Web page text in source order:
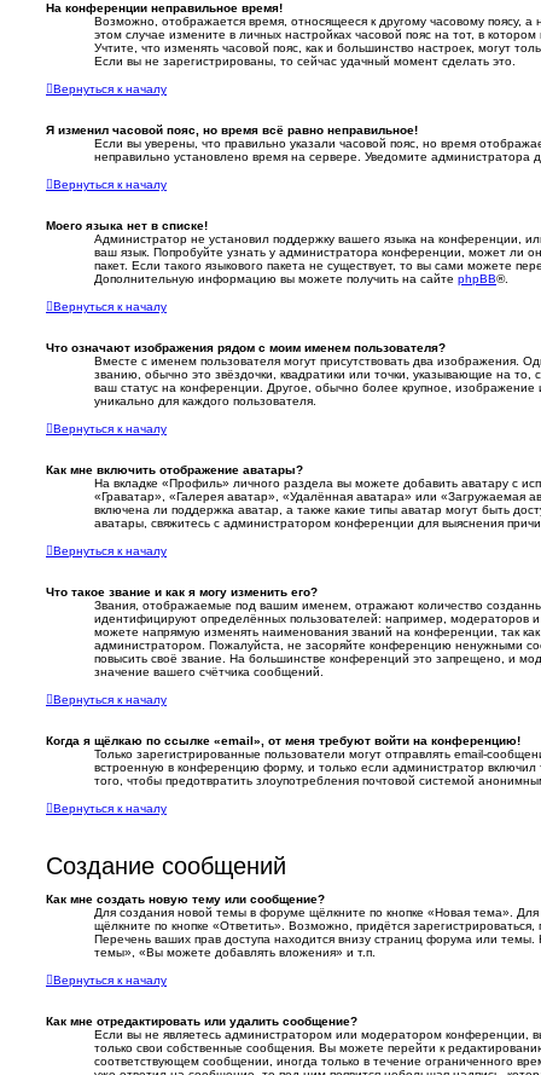
На конференции неправильное время!
Возможно, отображается время, относящееся к другому часовому поясу, а
этом случае измените в личных настройках часовой пояс на тот, в
Учтите, что изменять часовой пояс, как и большинство настроек, могут
Если вы не зарегистрированы, то сейчас удачный момент сделать это.
Вернуться к началу
Я изменил часовой пояс, но время всё равно неправильное!
Если вы уверены, что правильно указали часовой пояс, но время
неправильно установлено время на сервере. Уведомите администратора
Вернуться к началу
Моего языка нет в списке!
Администратор не установил поддержку вашего языка на конференции,
ваш язык. Попробуйте узнать у администратора конференции, может ли
пакет. Если такого языкового пакета не существует, то вы сами можете
Дополнительную информацию вы можете получить на сайте phpBB®.
Вернуться к началу
Что означают изображения рядом с моим именем пользователя?
Вместе с именем пользователя могут присутствовать два изображения.
званию, обычно это звёздочки, квадратики или точки, указывающие на то,
ваш статус на конференции. Другое, обычно более крупное, изображение
уникально для каждого пользователя.
Вернуться к началу
Как мне включить отображение аватары?
На вкладке «Профиль» личного раздела вы можете добавить аватару с
«Граватар», «Галерея аватар», «Удалённая аватара» или «Загружаемая
включена ли поддержка аватар, а также какие типы аватар могут быть
аватары, свяжитесь с администратором конференции для выяснения
Вернуться к началу
Что такое звание и как я могу изменить его?
Звания, отображаемые под вашим именем, отражают количество
идентифицируют определённых пользователей: например, модераторов
можете напрямую изменять наименования званий на конференции, так
администратором. Пожалуйста, не засоряйте конференцию ненужными
повысить своё звание. На большинстве конференций это запрещено, и
значение вашего счётчика сообщений.
Вернуться к началу
Когда я щёлкаю по ссылке «email», от меня требуют войти на конференцию!
Только зарегистрированные пользователи могут отправлять email-
встроенную в конференцию форму, и только если администратор
того, чтобы предотвратить злоупотребления почтовой системой
Вернуться к началу
Создание сообщений
Как мне создать новую тему или сообщение?
Для создания новой темы в форуме щёлкните по кнопке «Новая тема».
щёлкните по кнопке «Ответить». Возможно, придётся
Перечень ваших прав доступа находится внизу страниц форума или
темы», «Вы можете добавлять вложения» и т.п.
Вернуться к началу
Как мне отредактировать или удалить сообщение?
Если вы не являетесь администратором или модератором конференции,
только свои собственные сообщения. Вы можете перейти к
соответствующем сообщении, иногда только в течение ограниченного